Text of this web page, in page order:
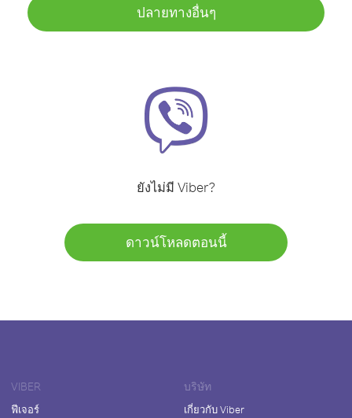
ปลายทางอื่นๆ
ยังไม่มี Viber?
ดาวน์โหลดตอนนี้
VIBER
ฟีเจอร์
บริษัท
เกี่ยวกับ Viber